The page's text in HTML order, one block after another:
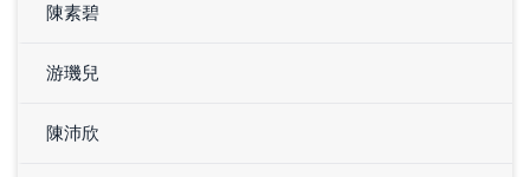
陳素碧
游璣兒
陳沛欣